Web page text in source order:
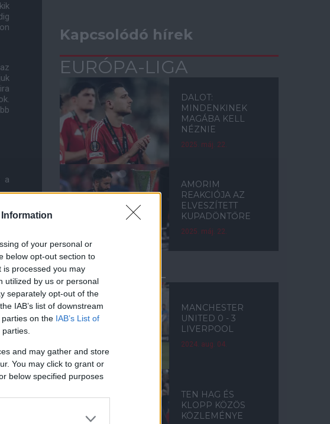
of your personal or
below opt-out section to
processed you may
utilized by us or personal
separately opt-out of the
IAB’s list of downstream
on the IAB’s List of
and may gather and store
You may click to grant or
below specified purposes
a
Kapcsolódó hírek
EURÓPA-LIGA
DALOT:
MINDENKINEK
MAGÁBA KELL
NÉZNIE
2025. máj. 22.
AMORIM
REAKCIÓJA AZ
ELVESZÍTETT
KUPADÖNTŐRE
2025. máj. 22.
LIVERPOOL
MANCHESTER
UNITED 0 - 3
LIVERPOOL
2024. aug. 04.
TEN HAG ÉS
KLOPP KÖZÖS
KÖZLEMÉNYE